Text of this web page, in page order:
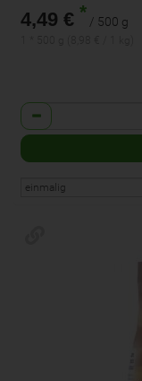
4,49 € * / 500 g
Anzahl